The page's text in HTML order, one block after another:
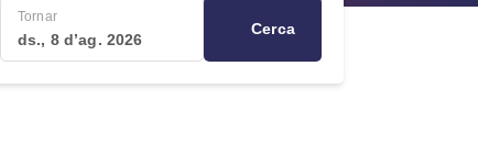
Tornar
ds., 8 d’ag. 2026
Cerca